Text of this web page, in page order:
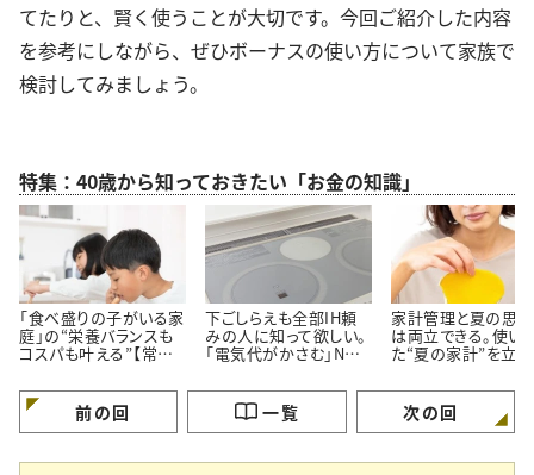
てたりと、賢く使うことが大切です。今回ご紹介した内容
を参考にしながら、ぜひボーナスの使い方について家族で
検討してみましょう。
特集：40歳から知っておきたい「お金の知識」
「食べ盛りの子がいる家
庭」の“栄養バランスも
コスパも叶える”【常備
下ごしらえも全部IH頼
みの人に知って欲しい。
「電気代がかさむ」NG
家計管理と夏の思
は両立できる。使い
た“夏の家計”を立
前の回 一覧 次の回